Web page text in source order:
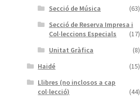
Secció de Música
(63)
Secció de Reserva Impresa i
Col·leccions Especials
(17)
Unitat Gràfica
(8)
Haidé
(15)
Llibres (no inclosos a cap
col·lecció)
(44)